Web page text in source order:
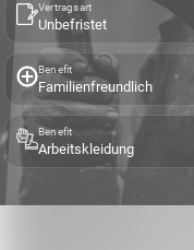
Vertragsart
Unbefristet
Benefit
Familienfreundlich
Benefit
Arbeitskleidung